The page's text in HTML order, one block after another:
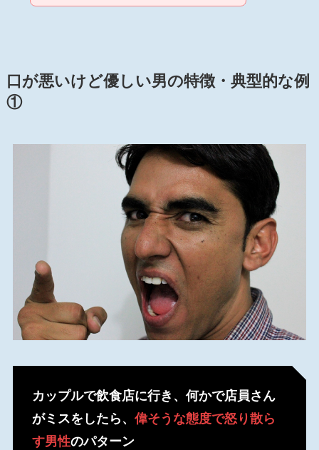
口が悪いけど優しい男の特徴・典型的な例
①
カップルで飲食店に行き、何かで店員さん
がミスをしたら、 偉そうな態度で怒り散ら
す男性のパターン